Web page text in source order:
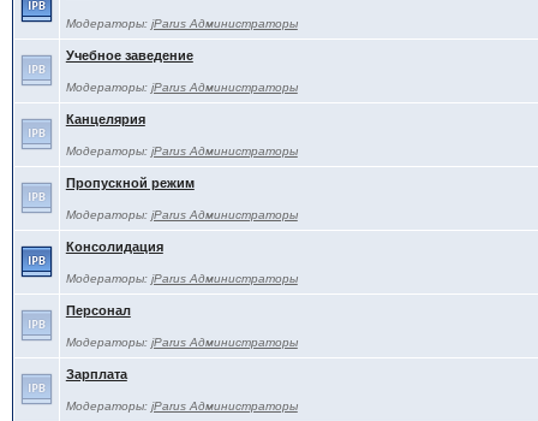
Модераторы: jParus Администраторы
Учебное заведение
Модераторы: jParus Администраторы
Канцелярия
Модераторы: jParus Администраторы
Пропускной режим
Модераторы: jParus Администраторы
Консолидация
Модераторы: jParus Администраторы
Персонал
Модераторы: jParus Администраторы
Зарплата
Модераторы: jParus Администраторы